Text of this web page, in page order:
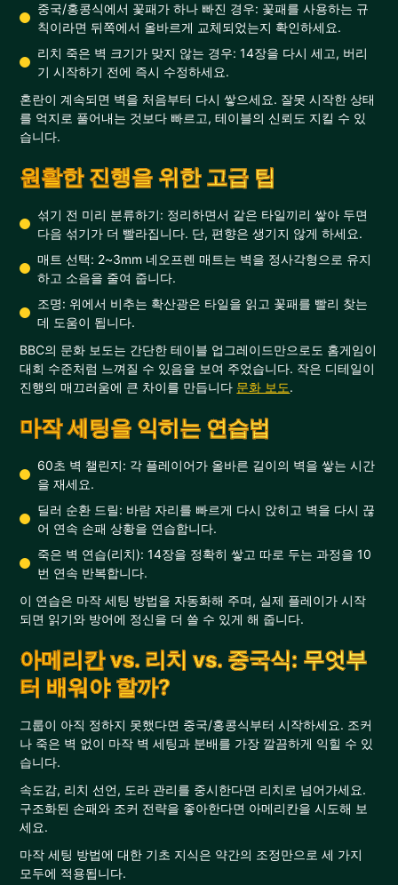
중국/홍콩식에서 꽃패가 하나 빠진 경우: 꽃패를 사용하는 규
칙이라면 뒤쪽에서 올바르게 교체되었는지 확인하세요.
리치 죽은 벽 크기가 맞지 않는 경우: 14장을 다시 세고, 버리
기 시작하기 전에 즉시 수정하세요.
혼란이 계속되면 벽을 처음부터 다시 쌓으세요. 잘못 시작한 상태
를 억지로 풀어내는 것보다 빠르고, 테이블의 신뢰도 지킬 수 있
습니다.
원활한 진행을 위한 고급 팁
섞기 전 미리 분류하기: 정리하면서 같은 타일끼리 쌓아 두면
다음 섞기가 더 빨라집니다. 단, 편향은 생기지 않게 하세요.
매트 선택: 2~3mm 네오프렌 매트는 벽을 정사각형으로 유지
하고 소음을 줄여 줍니다.
조명: 위에서 비추는 확산광은 타일을 읽고 꽃패를 빨리 찾는
데 도움이 됩니다.
BBC의 문화 보도는 간단한 테이블 업그레이드만으로도 홈게임이
대회 수준처럼 느껴질 수 있음을 보여 주었습니다. 작은 디테일이
진행의 매끄러움에 큰 차이를 만듭니다 문화 보도.
마작 세팅을 익히는 연습법
60초 벽 챌린지: 각 플레이어가 올바른 길이의 벽을 쌓는 시간
을 재세요.
딜러 순환 드릴: 바람 자리를 빠르게 다시 앉히고 벽을 다시 끊
어 연속 손패 상황을 연습합니다.
죽은 벽 연습(리치): 14장을 정확히 쌓고 따로 두는 과정을 10
번 연속 반복합니다.
이 연습은 마작 세팅 방법을 자동화해 주며, 실제 플레이가 시작
되면 읽기와 방어에 정신을 더 쓸 수 있게 해 줍니다.
아메리칸 vs. 리치 vs. 중국식: 무엇부
터 배워야 할까?
그룹이 아직 정하지 못했다면 중국/홍콩식부터 시작하세요. 조커
나 죽은 벽 없이 마작 벽 세팅과 분배를 가장 깔끔하게 익힐 수 있
습니다.
속도감, 리치 선언, 도라 관리를 중시한다면 리치로 넘어가세요.
구조화된 손패와 조커 전략을 좋아한다면 아메리칸을 시도해 보
세요.
마작 세팅 방법에 대한 기초 지식은 약간의 조정만으로 세 가지
모두에 적용됩니다.